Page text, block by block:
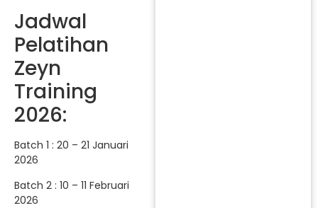
Jadwal
Pelatihan
Zeyn
Training
2026:
Batch 1 : 20 – 21 Januari
2026
Batch 2 : 10 – 11 Februari
2026